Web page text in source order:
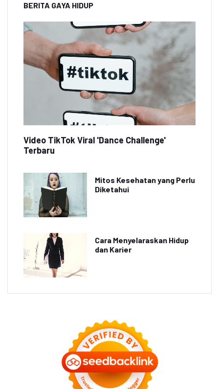
BERITA GAYA HIDUP
Video TikTok Viral 'Dance Challenge'
Terbaru
Mitos Kesehatan yang Perlu
Diketahui
Cara Menyelaraskan Hidup
dan Karier